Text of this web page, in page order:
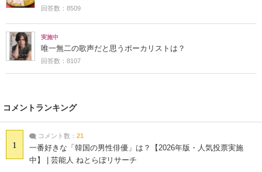
回答数：8509
実施中
唯一無二の歌声だと思うボーカリストは？
回答数：8107
コメントランキング
1
コメント数： 21
一番好きな「韓国の男性俳優」は？【2026年版・人気投票実施
中】 | 芸能人 ねとらぼリサーチ